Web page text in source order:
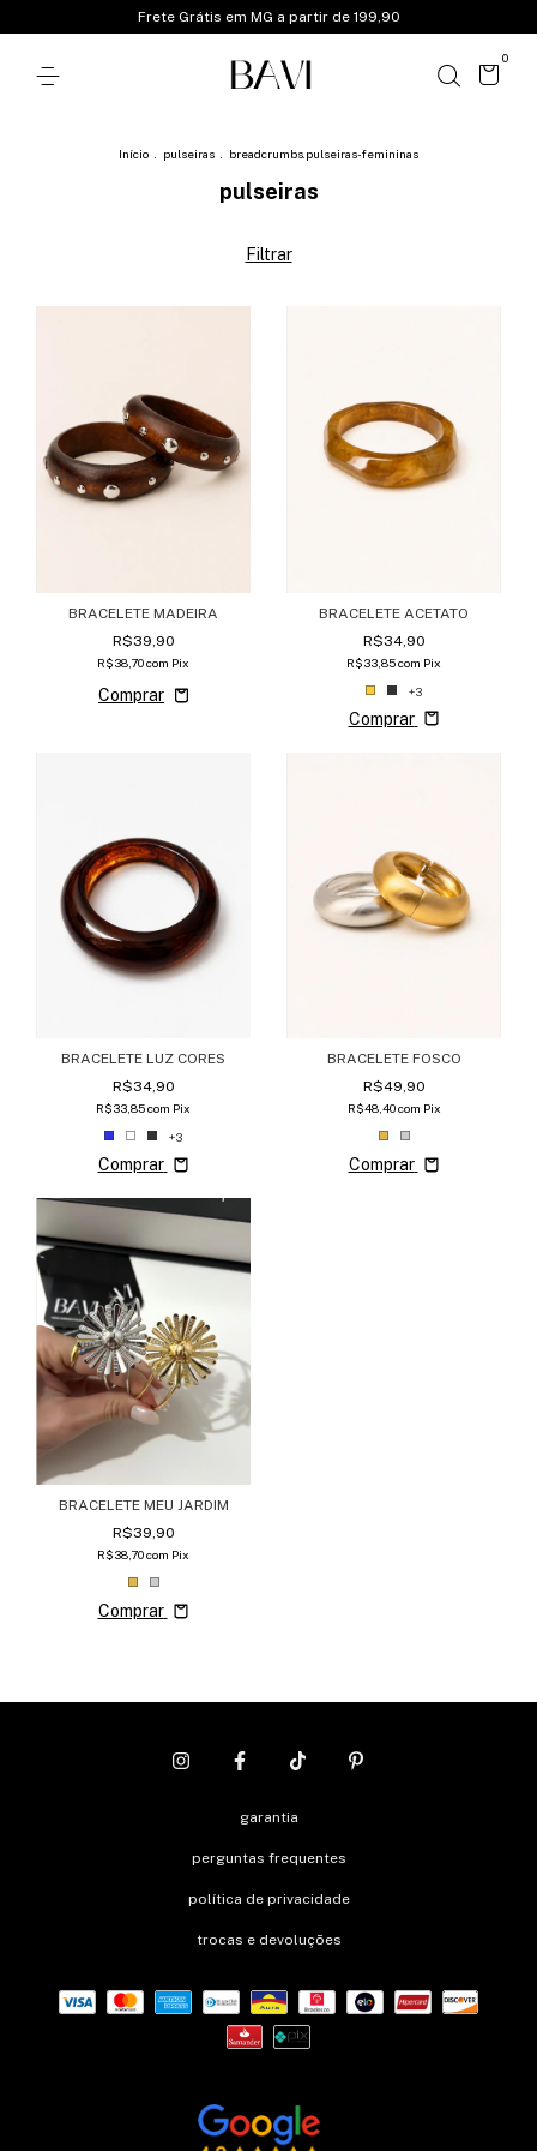
Frete Grátis em MG a partir de 199,90
0
Início pulseiras breadcrumbs.pulseiras-femininas
pulseiras
Filtrar
BRACELETE MADEIRA
R$39,90
R$38,70com Pix
BRACELETE ACETATO
R$34,90
R$33,85com Pix
+3
Comprar
BRACELETE LUZ CORES
R$34,90
R$33,85com Pix
+3
Comprar
BRACELETE FOSCO
R$49,90
R$48,40com Pix
Comprar
BRACELETE MEU JARDIM
R$39,90
R$38,70com Pix
Comprar
garantia
perguntas frequentes
política de privacidade
trocas e devoluções